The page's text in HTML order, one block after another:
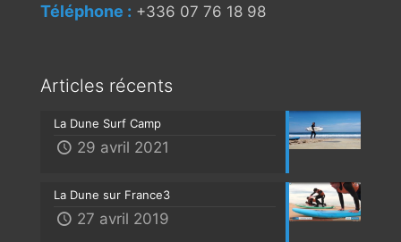
Téléphone : +336 07 76 18 98
Articles récents
La Dune Surf Camp
29 avril 2021
La Dune sur France3
27 avril 2019